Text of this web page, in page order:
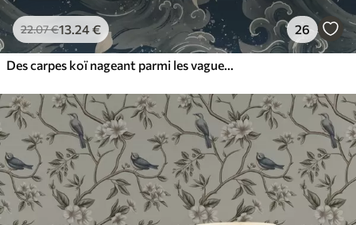
22.07€13.24€ 26
Des carpes koï nageant parmi les vagues spectaculaires de l'océan